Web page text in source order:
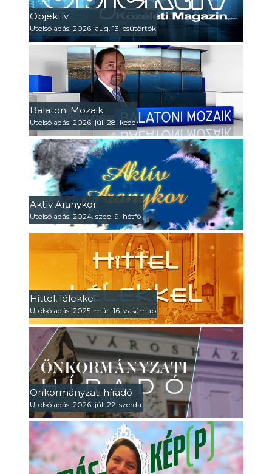
Objektív
Utolsó adás: 2026. aug. 13. csütörtök
Balatoni Mozaik
Utolsó adás: 2026. júl. 28. kedd
Aktív Aranykor
Utolsó adás: 2024. szep. 9. hétfő
Hittel, lélekkel
Utolsó adás: 2025. már. 16. vasárnap
Önkormányzati híradó
Utolsó adás: 2026. júl. 22. szerda